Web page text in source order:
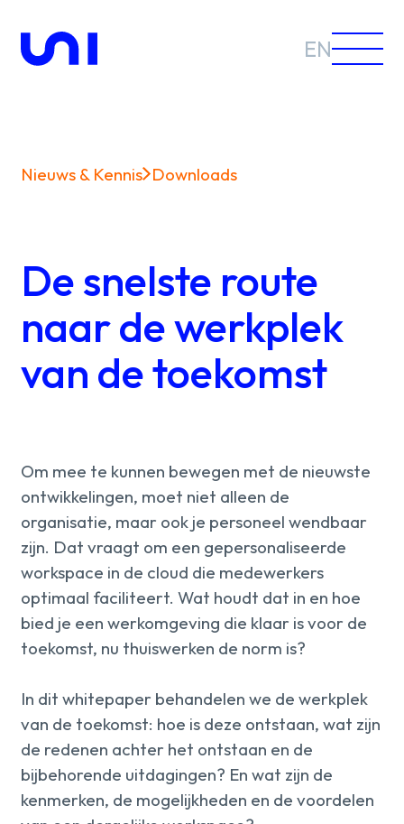
EN
Oplossingen
Nieuws &
Werken
bij
Mijn
Uniserver
Contact
Nieuws & Kennis Downloads
De snelste route
naar de werkplek
van de toekomst
Om mee te kunnen bewegen met de nieuwste
ontwikkelingen, moet niet alleen de
organisatie, maar ook je personeel wendbaar
zijn. Dat vraagt om een gepersonaliseerde
workspace in de cloud die medewerkers
optimaal faciliteert. Wat houdt dat in en hoe
bied je een werkomgeving die klaar is voor de
toekomst, nu thuiswerken de norm is?
In dit whitepaper behandelen we de werkplek
van de toekomst: hoe is deze ontstaan, wat zijn
de redenen achter het ontstaan en de
bijbehorende uitdagingen? En wat zijn de
kenmerken, de mogelijkheden en de voordelen